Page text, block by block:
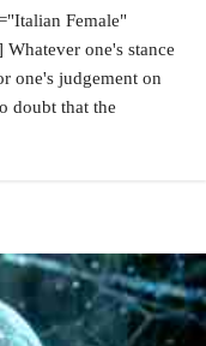
Female"
one's stance
one's judgement on
doubt that the